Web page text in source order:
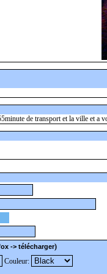
de transport et la ville et a
-> télécharger)
Couleur: